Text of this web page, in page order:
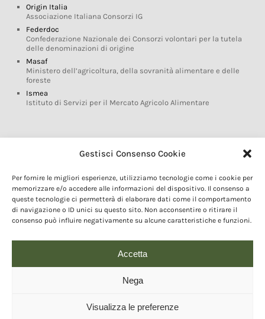
Gestisci Consenso Cookie
Per fornire le migliori esperienze, utilizziamo tecnologie come i cookie per
memorizzare e/o accedere alle informazioni del dispositivo. Il consenso a
queste tecnologie ci permetterà di elaborare dati come il comportamento
di navigazione o ID unici su questo sito. Non acconsentire o ritirare il
consenso può influire negativamente su alcune caratteristiche e funzioni.
Accetta
Nega
Visualizza le preferenze
Origin Italia
Associazione Italiana Consorzi IG
Federdoc
Confederazione Nazionale dei Consorzi volontari per la tutela
delle denominazioni di origine
Masaf
Ministero dell’agricoltura, della sovranità alimentare e delle
foreste
Ismea
Istituto di Servizi per il Mercato Agricolo Alimentare
Glossario DOP IGP
Marchi DOP IGP
Normativa prodotti DOP IGP
Consorzi di Tutela
Farm To Fork e prodotti DOP IGP